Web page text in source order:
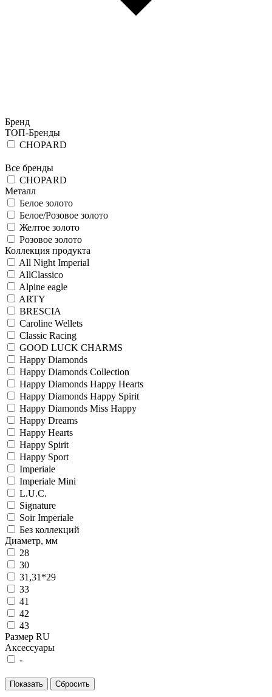
Бренд
ТОП-Бренды
CHOPARD
Все бренды
CHOPARD
Металл
Белое золото
Белое/Розовое золото
Желтое золото
Розовое золото
Коллекция продукта
All Night Imperial
AllClassico
Alpine eagle
ARTY
BRESCIA
Caroline Wellets
Classic Racing
GOOD LUCK CHARMS
Happy Diamonds
Happy Diamonds Collection
Happy Diamonds Happy Hearts
Happy Diamonds Happy Spirit
Happy Diamonds Miss Happy
Happy Dreams
Happy Hearts
Happy Spirit
Happy Sport
Imperiale
Imperiale Mini
L.U.C.
Signature
Soir Imperiale
Без коллекций
Диаметр, мм
28
30
31,31*29
33
41
42
43
Размер RU
Аксессуары
-